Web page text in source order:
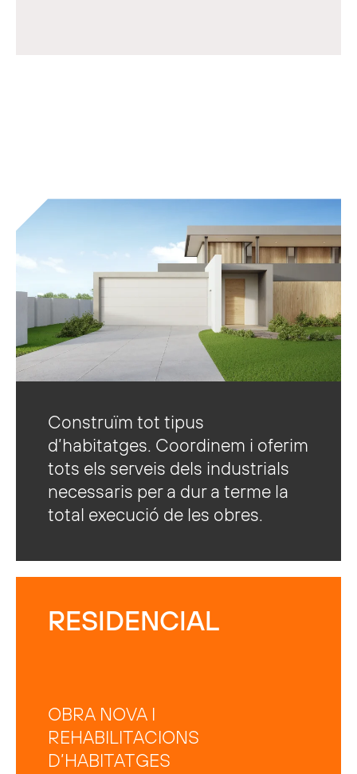
Construïm tot tipus
d’habitatges. Coordinem i oferim
tots els serveis dels industrials
necessaris per a dur a terme la
total execució de les obres.
RESIDENCIAL
OBRA NOVA I
REHABILITACIONS
D’HABITATGES